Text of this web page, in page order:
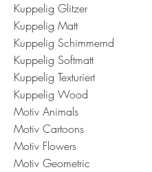
Kuppelig Glitzer
Kuppelig Matt
Kuppelig Schimmernd
Kuppelig Softmatt
Kuppelig Texturiert
Kuppelig Wood
Motiv Animals
Motiv Cartoons
Motiv Flowers
Motiv Geometric